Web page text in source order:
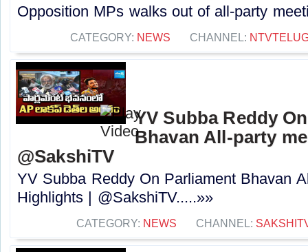
Opposition MPs walks out of all-party
CATEGORY: NEWS CHANNEL:
YV Subba Reddy
Bhavan All-party
@SakshiTV
YV Subba Reddy On Parliament Bhavan
Highlights | @SakshiTV.....»»
CATEGORY: NEWS CHANNEL: